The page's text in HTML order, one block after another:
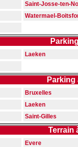
Saint-Josse-ten-
Watermael-
Laeken
Parking
Bruxelles
Laeken
Saint-Gilles
Terrain
Evere